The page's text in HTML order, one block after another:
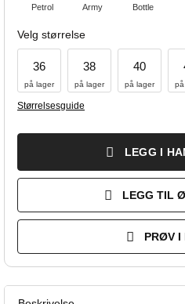
Petrol Army Bottle
Velg størrelse
36
på lager
38
på lager
40
på lager
Størrelsesguide
LEGG I
LEGG TIL
PRØV I